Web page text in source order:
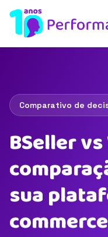
Comparativo de
BSeller
sua
commerce